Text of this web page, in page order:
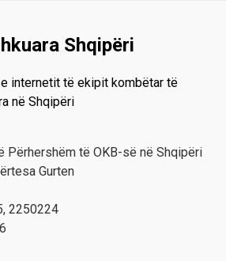
Shqipëri
internetit të ekipit kombëtar të
në Shqipëri
Përhershëm të OKB-së në Shqipëri
Gurten
2250224